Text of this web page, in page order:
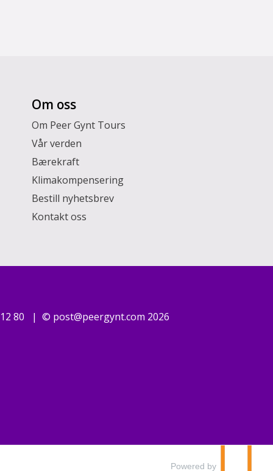
Om oss
Om Peer Gynt Tours
Vår verden
Bærekraft
Klimakompensering
Bestill nyhetsbrev
Kontakt oss
80 © post@peergynt.com 2026
Powered by